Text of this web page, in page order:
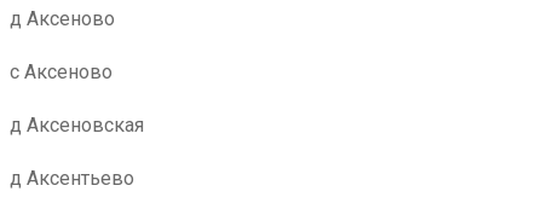
д Аксеново
с Аксеново
д Аксеновская
д Аксентьево